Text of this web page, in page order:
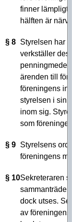
finner
hälften är
§ 8 Styrelsen har
verkställer
penningmedel
ärenden till
föreningens
styrelsen i sin
inom sig.
som
§ 9 Styrelsens
föreningens
§ 10Sekreteraren
dock utses.
av